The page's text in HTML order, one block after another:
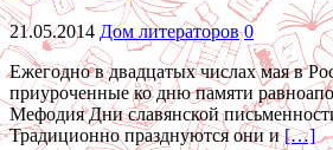
21.05.2014 Дом литераторов 0
Ежегодно в двадцатых числах мая в
приуроченные ко дню памяти
Мефодия Дни славянской
Традиционно празднуются они и[…]